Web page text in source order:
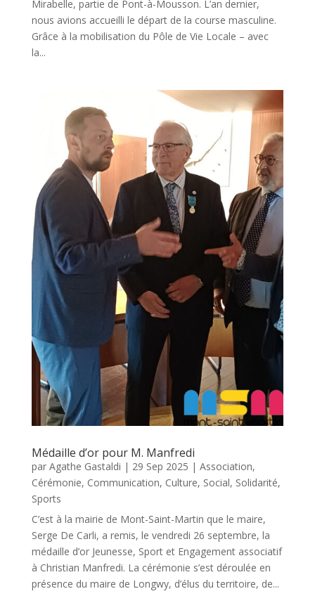
Mirabelle, partie de Pont-à-Mousson. L’an dernier,
nous avions accueilli le départ de la course masculine.
Grâce à la mobilisation du Pôle de Vie Locale – avec
la...
Médaille d’or pour M. Manfredi
par Agathe Gastaldi | 29 Sep 2025 | Association,
Cérémonie, Communication, Culture, Social, Solidarité,
Sports
C’est à la mairie de Mont-Saint-Martin que le maire,
Serge De Carli, a remis, le vendredi 26 septembre, la
médaille d’or Jeunesse, Sport et Engagement associatif
à Christian Manfredi. La cérémonie s’est déroulée en
présence du maire de Longwy, d’élus du territoire, de...